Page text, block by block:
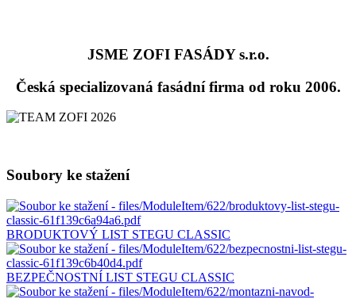
JSME ZOFI FASÁDY s.r.o.
Česká specializovaná fasádní firma od roku 2006.
Soubory ke stažení
BRODUKTOVÝ LIST STEGU CLASSIC
BEZPEČNOSTNÍ LIST STEGU CLASSIC